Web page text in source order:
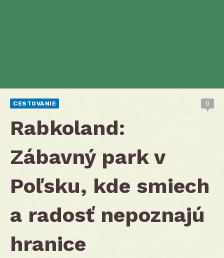
CESTOVANIE 0
Rabkoland:
Zábavný park v
Poľsku, kde smiech
a radosť nepoznajú
hranice